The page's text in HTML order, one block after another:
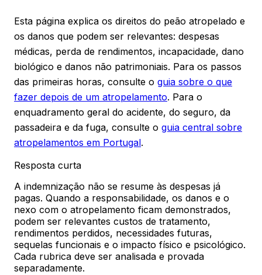
Esta página explica os direitos do peão atropelado e
os danos que podem ser relevantes: despesas
médicas, perda de rendimentos, incapacidade, dano
biológico e danos não patrimoniais. Para os passos
das primeiras horas, consulte o guia sobre o que
fazer depois de um atropelamento. Para o
enquadramento geral do acidente, do seguro, da
passadeira e da fuga, consulte o guia central sobre
atropelamentos em Portugal.
Resposta curta
A indemnização não se resume às despesas já
pagas. Quando a responsabilidade, os danos e o
nexo com o atropelamento ficam demonstrados,
podem ser relevantes custos de tratamento,
rendimentos perdidos, necessidades futuras,
sequelas funcionais e o impacto físico e psicológico.
Cada rubrica deve ser analisada e provada
separadamente.